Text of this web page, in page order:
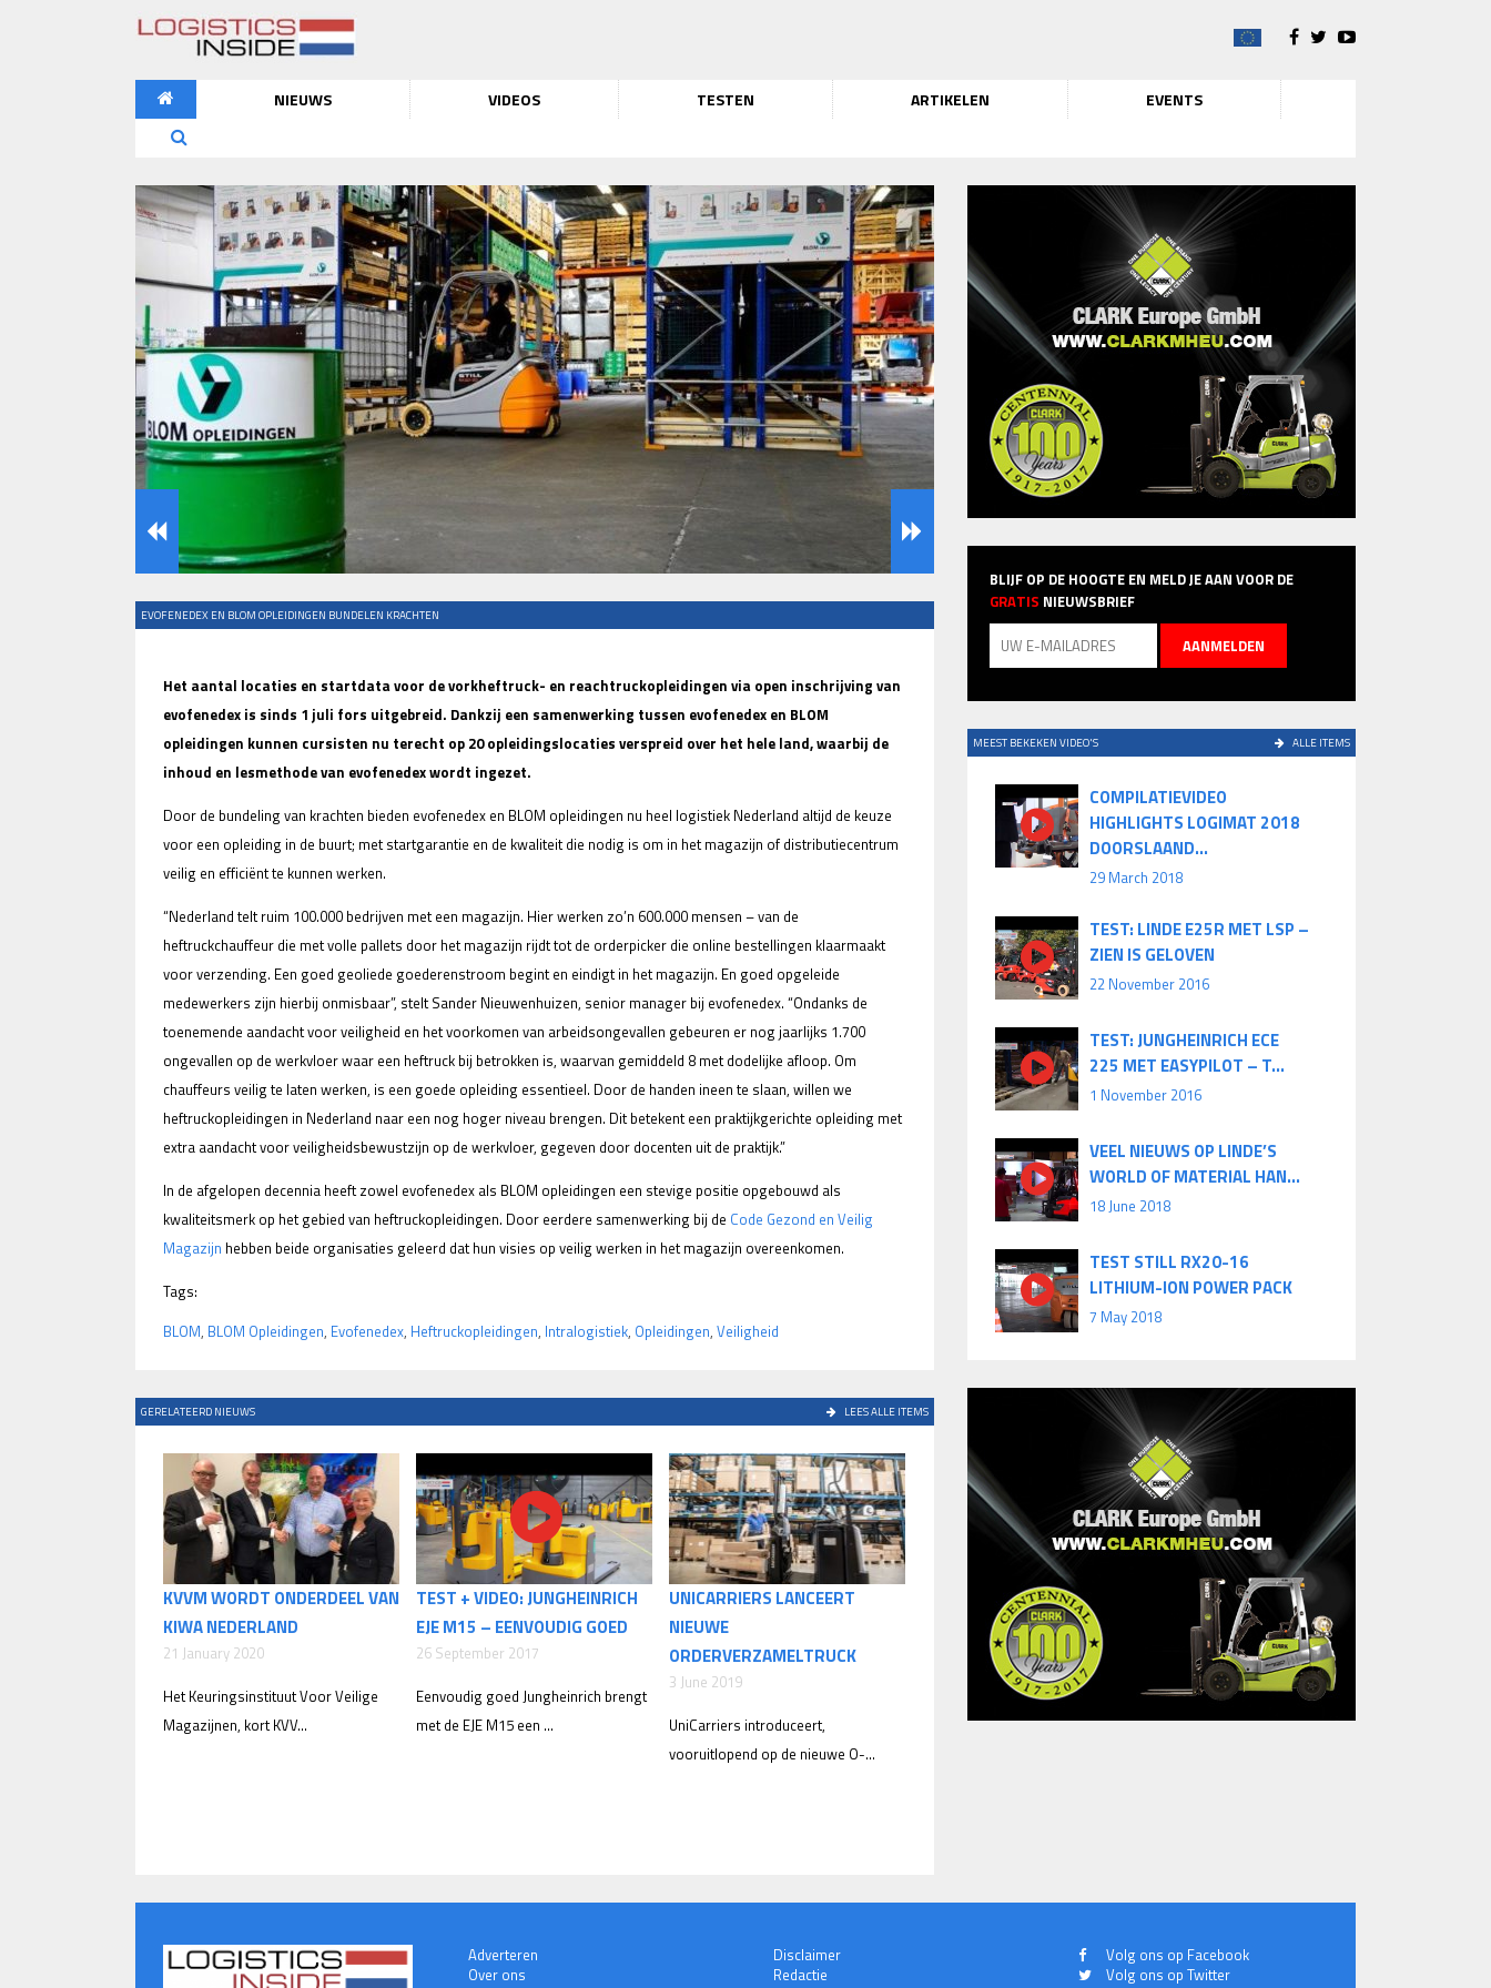
NIEUWS VIDEOS TESTEN ARTIKELEN EVENTS
EVOFENEDEX EN BLOM OPLEIDINGEN BUNDELEN KRACHTEN
Het aantal locaties en startdata voor de vorkheftruck- en reachtruckopleidingen via open inschrijving van
evofenedex is sinds 1 juli fors uitgebreid. Dankzij een samenwerking tussen evofenedex en BLOM
opleidingen kunnen cursisten nu terecht op 20 opleidingslocaties verspreid over het hele land, waarbij de
inhoud en lesmethode van evofenedex wordt ingezet.
Door de bundeling van krachten bieden evofenedex en BLOM opleidingen nu heel logistiek Nederland altijd de keuze
voor een opleiding in de buurt; met startgarantie en de kwaliteit die nodig is om in het magazijn of distributiecentrum
veilig en efficiënt te kunnen werken.
“Nederland telt ruim 100.000 bedrijven met een magazijn. Hier werken zo’n 600.000 mensen – van de
heftruckchauffeur die met volle pallets door het magazijn rijdt tot de orderpicker die online bestellingen klaarmaakt
voor verzending. Een goed geoliede goederenstroom begint en eindigt in het magazijn. En goed opgeleide
medewerkers zijn hierbij onmisbaar”, stelt Sander Nieuwenhuizen, senior manager bij evofenedex. “Ondanks de
toenemende aandacht voor veiligheid en het voorkomen van arbeidsongevallen gebeuren er nog jaarlijks 1.700
ongevallen op de werkvloer waar een heftruck bij betrokken is, waarvan gemiddeld 8 met dodelijke afloop. Om
chauffeurs veilig te laten werken, is een goede opleiding essentieel. Door de handen ineen te slaan, willen we
heftruckopleidingen in Nederland naar een nog hoger niveau brengen. Dit betekent een praktijkgerichte opleiding met
extra aandacht voor veiligheidsbewustzijn op de werkvloer, gegeven door docenten uit de praktijk.”
In de afgelopen decennia heeft zowel evofenedex als BLOM opleidingen een stevige positie opgebouwd als
kwaliteitsmerk op het gebied van heftruckopleidingen. Door eerdere samenwerking bij de Code Gezond en Veilig
Magazijn hebben beide organisaties geleerd dat hun visies op veilig werken in het magazijn overeenkomen.
Tags:
BLOM, BLOM Opleidingen, Evofenedex, Heftruckopleidingen, Intralogistiek, Opleidingen, Veiligheid
GERELATEERD NIEUWS LEES ALLE ITEMS
KVVM WORDT ONDERDEEL VAN
KIWA NEDERLAND
21 January 2020
Het Keuringsinstituut Voor Veilige
Magazijnen, kort KVV...
TEST + VIDEO: JUNGHEINRICH
EJE M15 – EENVOUDIG GOED
26 September 2017
Eenvoudig goed Jungheinrich brengt
met de EJE M15 een ...
UNICARRIERS LANCEERT
NIEUWE
ORDERVERZAMELTRUCK
3 June 2019
UniCarriers introduceert,
vooruitlopend op de nieuwe O-...
BLIJF OP DE HOOGTE EN MELD JE AAN VOOR DE
GRATIS NIEUWSBRIEF
MEEST BEKEKEN VIDEO'S ALLE ITEMS
COMPILATIEVIDEO
HIGHLIGHTS LOGIMAT 2018
DOORSLAAND...
29 March 2018
TEST: LINDE E25R MET LSP –
ZIEN IS GELOVEN
22 November 2016
TEST: JUNGHEINRICH ECE
225 MET EASYPILOT – T...
1 November 2016
VEEL NIEUWS OP LINDE’S
WORLD OF MATERIAL HAN...
18 June 2018
TEST STILL RX20-16
LITHIUM-ION POWER PACK
7 May 2018
Adverteren
Over ons
Disclaimer
Redactie
Volg ons op Facebook
Volg ons op Twitter